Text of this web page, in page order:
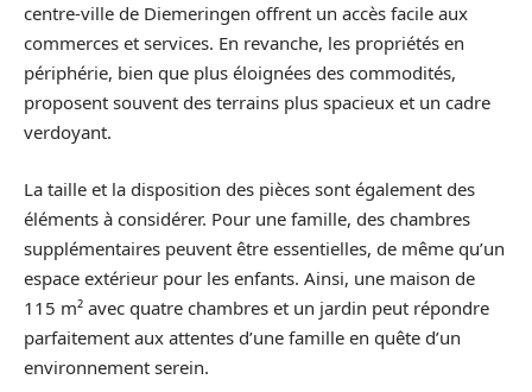
centre-ville de Diemeringen offrent un accès facile aux
commerces et services. En revanche, les propriétés en
périphérie, bien que plus éloignées des commodités,
proposent souvent des terrains plus spacieux et un cadre
verdoyant.
La taille et la disposition des pièces sont également des
éléments à considérer. Pour une famille, des chambres
supplémentaires peuvent être essentielles, de même qu’un
espace extérieur pour les enfants. Ainsi, une maison de
115 m² avec quatre chambres et un jardin peut répondre
parfaitement aux attentes d’une famille en quête d’un
environnement serein.